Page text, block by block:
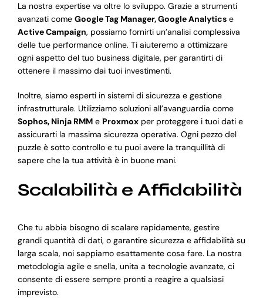
La nostra expertise va oltre lo sviluppo. Grazie a strumenti
avanzati come Google Tag Manager, Google Analyticse
Active Campaign, possiamo fornirti un’analisi complessiva
delle tue performance online. Ti aiuteremo a ottimizzare
ogni aspetto del tuo business digitale, per garantirti di
ottenere il massimo dai tuoi investimenti.
Inoltre, siamo esperti in sistemi di sicurezza e gestione
infrastrutturale. Utilizziamo soluzioni all’avanguardia come
Sophos, Ninja RMMe Proxmoxper proteggere i tuoi dati e
assicurarti la massima sicurezza operativa. Ogni pezzo del
puzzle è sotto controllo e tu puoi avere la tranquillità di
sapere che la tua attività è in buone mani.
Scalabilità e Affidabilità
Che tu abbia bisogno di scalare rapidamente, gestire
grandi quantità di dati, o garantire sicurezza e affidabilità su
larga scala, noi sappiamo esattamente cosa fare. La nostra
metodologia agile e snella, unita a tecnologie avanzate, ci
consente di essere sempre pronti a reagire a qualsiasi
imprevisto.